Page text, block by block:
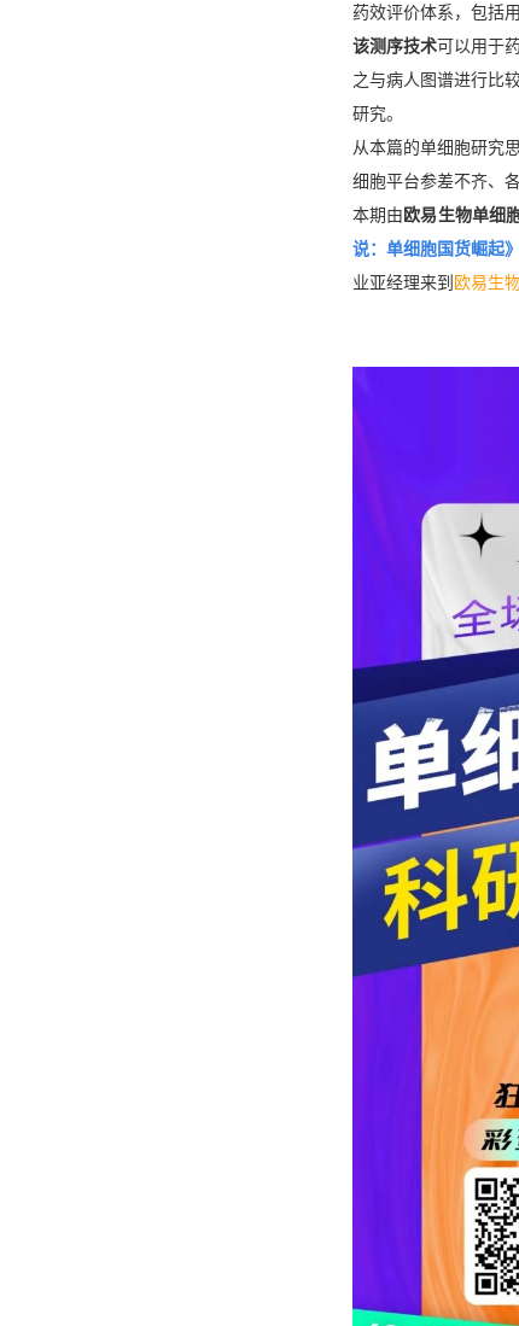
药效评价体系，包括
该测序技术可以用于
之与病人图谱进行比
研究。
从本篇的单细胞研究
细胞平台参差不齐、
本期由欧易生物单细
说：单细胞国货崛起
业亚经理来到 欧易生